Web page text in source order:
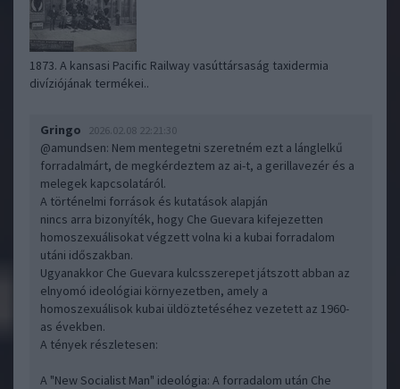
1873. A kansasi Pacific Railway vasúttársaság taxidermia
divíziójának termékei..
Gringo 2026.02.08 22:21:30
@amundsen: Nem mentegetni szeretném ezt a lánglelkű
forradalmárt, de megkérdeztem az ai-t, a gerillavezér és a
melegek kapcsolatáról.
A történelmi források és kutatások alapján
nincs arra bizonyíték, hogy Che Guevara kifejezetten
homoszexuálisokat végzett volna ki a kubai forradalom
utáni időszakban.
Ugyanakkor Che Guevara kulcsszerepet játszott abban az
elnyomó ideológiai környezetben, amely a
homoszexuálisok kubai üldöztetéséhez vezetett az 1960-
as években.
A tények részletesen:
A "New Socialist Man" ideológia: A forradalom után Che